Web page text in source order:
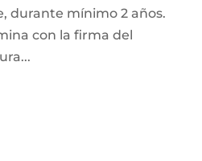
durante mínimo 2 años.
con la firma del